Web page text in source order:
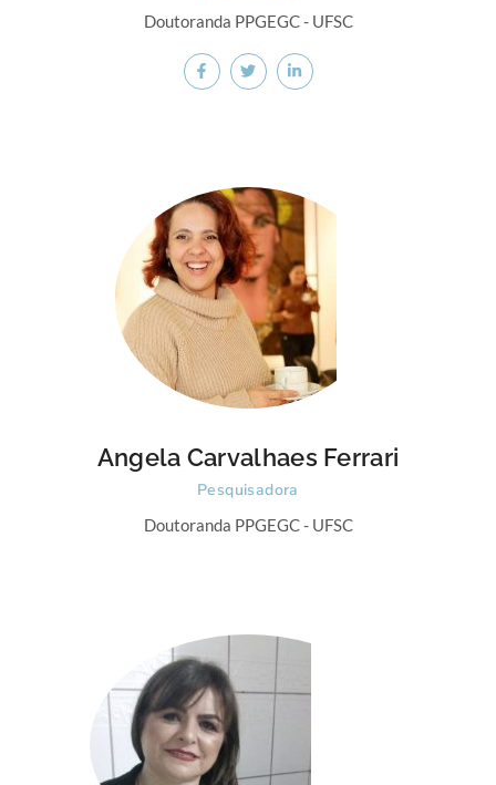
Doutoranda PPGEGC - UFSC
Angela Carvalhaes Ferrari
Pesquisadora
Doutoranda PPGEGC - UFSC